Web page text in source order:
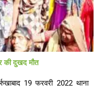
की दुखद मौत
19 फरवरी 2022 थाना